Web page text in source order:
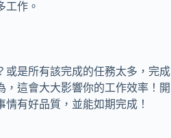
工作。
或是所有該完成的任務太多，完成
這會大大影響你的工作效率！開
有好品質，並能如期完成！